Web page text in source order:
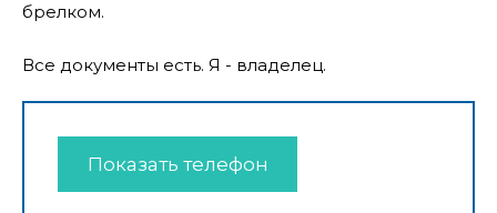
брелком.
Все документы есть. Я - владелец.
Показать телефон